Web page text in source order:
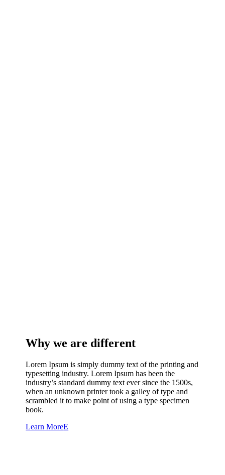
Why we are different
Lorem Ipsum is simply dummy text of the printing and
typesetting industry. Lorem Ipsum has been the
industry’s standard dummy text ever since the 1500s,
when an unknown printer took a galley of type and
scrambled it to make point of using a type specimen
book.
Learn More